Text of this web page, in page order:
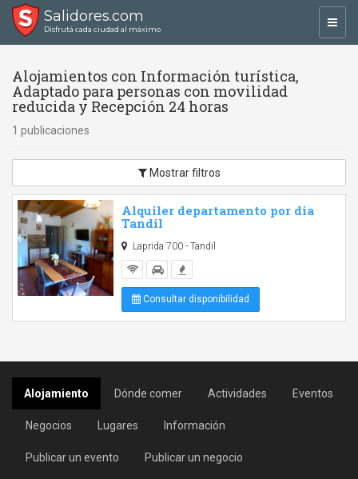
Salidores.com
Disfrutá cada ciudad al máximo
Alojamientos con Información turística,
Adaptado para personas con movilidad
reducida y Recepción 24 horas
1 publicaciones
Mostrar filtros
Alquiler departamento por dia
Tandil
Laprida 700 - Tandil
Consultar disponibilidad
Alojamiento Dónde comer Actividades Eventos
Negocios Lugares Información
Publicar un evento Publicar un negocio